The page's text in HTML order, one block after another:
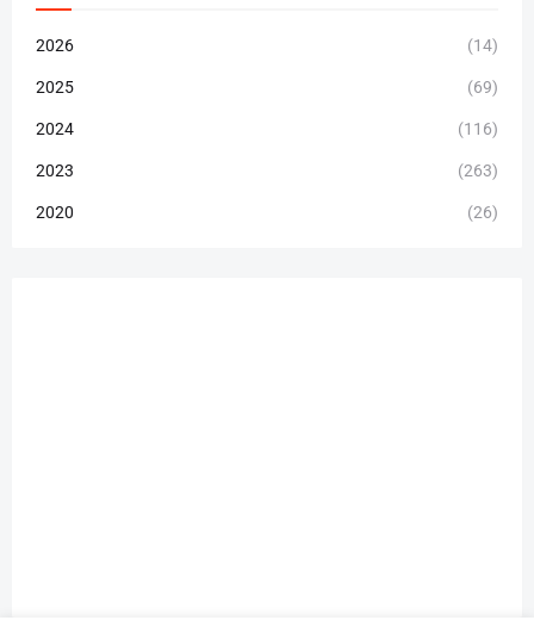
2026 (14)
2025 (69)
2024 (116)
2023 (263)
2020 (26)